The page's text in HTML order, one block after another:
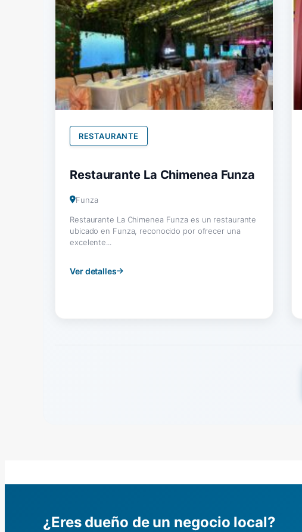
RESTAURANTE
Restaurante La Chimenea Funza
Funza
Restaurante La Chimenea Funza es un restaurante
ubicado en Funza, reconocido por ofrecer una
excelente...
Ver detalles
¿Eres dueño de un negocio local?